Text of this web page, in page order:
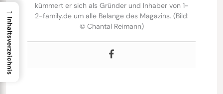
kümmert er sich als Gründer und Inhaber von 1-
2-family.de um alle Belange des Magazins. (Bild:
© Chantal Reimann)
→
Inhaltsverzeichnis